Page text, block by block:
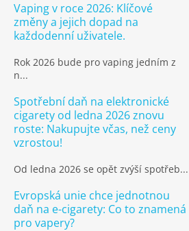
Vaping v roce 2026: Klíčové
změny a jejich dopad na
každodenní uživatele.
Rok 2026 bude pro vaping jedním z
n...
Spotřební daň na elektronické
cigarety od ledna 2026 znovu
roste: Nakupujte včas, než ceny
vzrostou!
Od ledna 2026 se opět zvýší spotřeb...
Evropská unie chce jednotnou
daň na e-cigarety: Co to znamená
pro vapery?